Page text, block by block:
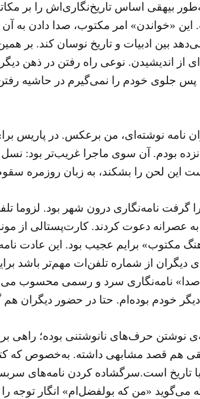
بیهقی اساس تاریخ‌نگاری‌اش را بر
«خواندن» امر مکتوب، صدا دادن به
بین ادبیات و تاریخ نوسان کند. بر
از اندیشیدن. نوعی راه رفتن در ذهن
جلوی خودم را نمی‌گیرم در حاشیه
نامه نوشته‌ای، من برعکس. در پاریس
بودم. آن سوی ماجرا غریب‌تر بود:
این لحن را بشکند، به زبان روزمره
گرفت نامه‌نگاری درون شهر بود. لزوما
به عصرانه‌ دعوت کردند. کارت‌پستالی از
مکتوب» برایم عجیب بود. این عادت
از شماره تلفن‌ات مهم‌تر باشد
نامه‌نگاری سرد و رسمی محسوب
خودم بوده‌ام. حتا در حضور دیگران هم
نوشتن حرف‌های نانوشتنی بوده؛
هم قصد مشابهی داشته. به‌خصوص که
تاریخ است.سرگشاده کردن نامه‌های
می‌گوید «من که بولفضل‌ام» انگار توجه